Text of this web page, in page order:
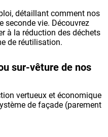
détaillant comment nos
seconde vie. Découvrez
à la réduction des déchets
de réutilisation.
sur-vêture de nos
vertueux et économique
de façade (parement